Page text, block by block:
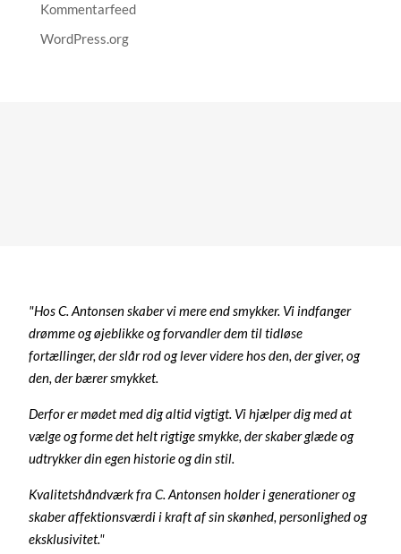
Kommentarfeed
WordPress.org
"Hos C. Antonsen skaber vi mere end smykker. Vi indfanger
drømme og øjeblikke og forvandler dem til tidløse
fortællinger, der slår rod og lever videre hos den, der giver, og
den, der bærer smykket.
Derfor er mødet med dig altid vigtigt. Vi hjælper dig med at
vælge og forme det helt rigtige smykke, der skaber glæde og
udtrykker din egen historie og din stil.
Kvalitetshåndværk fra C. Antonsen holder i generationer og
skaber affektionsværdi i kraft af sin skønhed, personlighed og
eksklusivitet."